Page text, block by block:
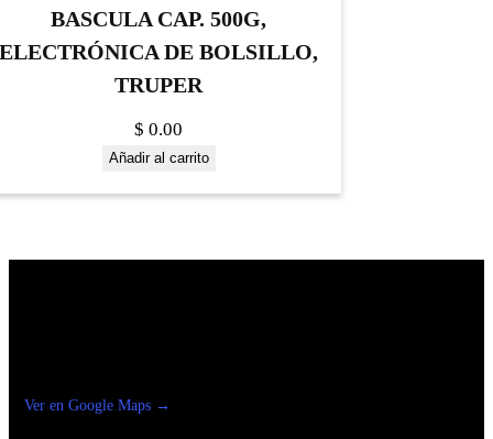
BASCULA CAP. 500G,
ELECTRÓNICA DE BOLSILLO,
TRUPER
$ 0.00
Añadir al carrito
Ver en Google Maps →